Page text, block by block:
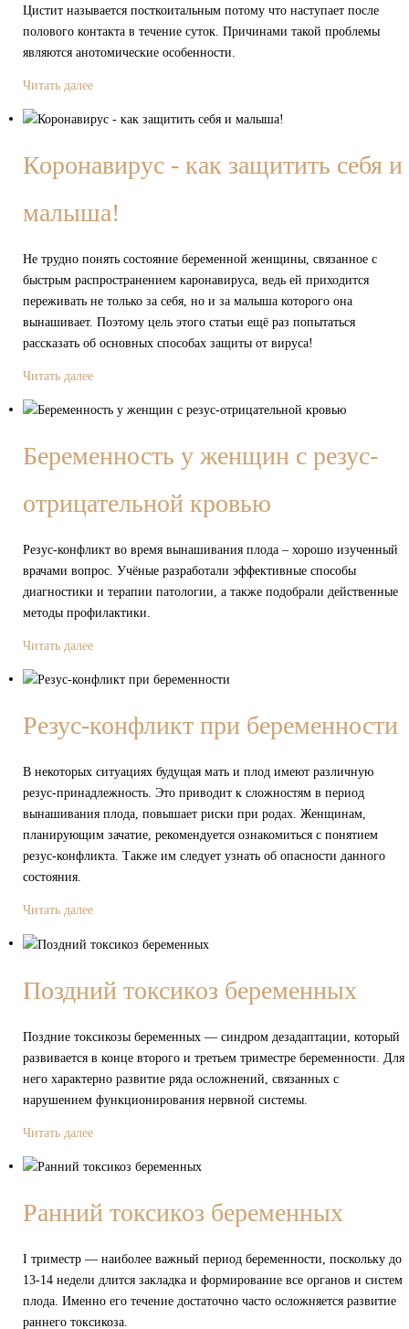
Цистит называется посткоитальным потому что наступает после
полового контакта в течение суток. Причинами такой проблемы
являются анотомические особенности.
Читать далее
Коронавирус - как защитить себя и
малыша!
Не трудно понять состояние беременной женщины, связанное с
быстрым распространением каронавируса, ведь ей приходится
переживать не только за себя, но и за малыша которого она
вынашивает. Поэтому цель этого статьи ещё раз попытаться
рассказать об основных способах защиты от вируса!
Читать далее
Беременность у женщин с резус-
отрицательной кровью
Резус-конфликт во время вынашивания плода – хорошо изученный
врачами вопрос. Учёные разработали эффективные способы
диагностики и терапии патологии, а также подобрали действенные
методы профилактики.
Читать далее
Резус-конфликт при беременности
В некоторых ситуациях будущая мать и плод имеют различную
резус-принадлежность. Это приводит к сложностям в период
вынашивания плода, повышает риски при родах. Женщинам,
планирующим зачатие, рекомендуется ознакомиться с понятием
резус-конфликта. Также им следует узнать об опасности данного
состояния.
Читать далее
Поздний токсикоз беременных
Поздние токсикозы беременных — синдром дезадаптации, который
развивается в конце второго и третьем триместре беременности. Для
него характерно развитие ряда осложнений, связанных с
нарушением функционирования нервной системы.
Читать далее
Ранний токсикоз беременных
I триместр — наиболее важный период беременности, поскольку до
13-14 недели длится закладка и формирование все органов и систем
плода. Именно его течение достаточно часто осложняется развитие
раннего токсикоза.